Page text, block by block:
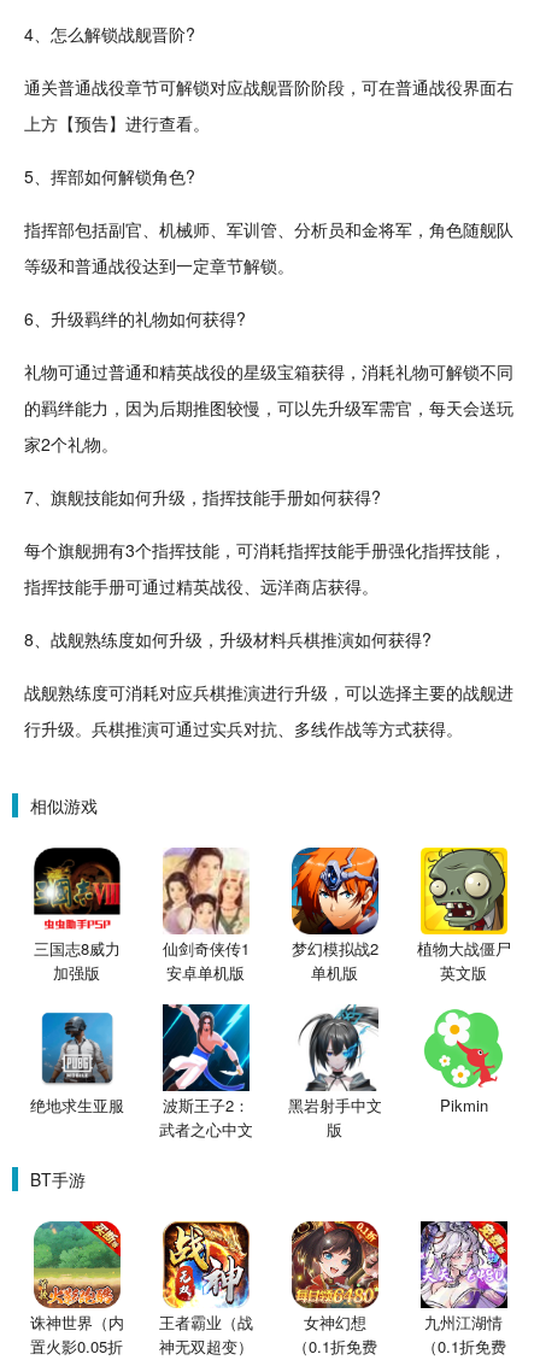
4、怎么解锁战舰晋阶?
通关普通战役章节可解锁对应战舰晋阶阶段，可在普通战役界面右
上方【预告】进行查看。
5、挥部如何解锁角色?
指挥部包括副官、机械师、军训管、分析员和金将军，角色随舰队
等级和普通战役达到一定章节解锁。
6、升级羁绊的礼物如何获得?
礼物可通过普通和精英战役的星级宝箱获得，消耗礼物可解锁不同
的羁绊能力，因为后期推图较慢，可以先升级军需官，每天会送玩
家2个礼物。
7、旗舰技能如何升级，指挥技能手册如何获得?
每个旗舰拥有3个指挥技能，可消耗指挥技能手册强化指挥技能，
指挥技能手册可通过精英战役、远洋商店获得。
8、战舰熟练度如何升级，升级材料兵棋推演如何获得?
战舰熟练度可消耗对应兵棋推演进行升级，可以选择主要的战舰进
行升级。兵棋推演可通过实兵对抗、多线作战等方式获得。
相似游戏
三国志8威力
加强版
仙剑奇侠传1
安卓单机版
梦幻模拟战2
单机版
植物大战僵尸
英文版
绝地求生亚服
波斯王子2：
武者之心中文
黑岩射手中文
版
Pikmin
BT手游
诛神世界（内
置火影0.05折
王者霸业（战
神无双超变）
女神幻想
（0.1折免费
九州江湖情
（0.1折免费